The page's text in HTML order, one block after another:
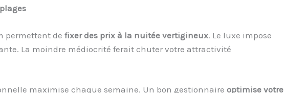
permettent de fixer des prix à la nuitée vertigineux. Le luxe impose
La moindre médiocrité ferait chuter votre attractivité
maximise chaque semaine. Un bon gestionnaire optimise votre